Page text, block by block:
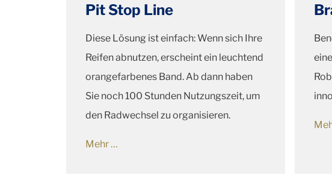
Pit Stop Line
Diese Lösung ist einfach: Wenn sich Ihre
Reifen abnutzen, erscheint ein leuchtend
orangefarbenes Band. Ab dann haben
Sie noch 100 Stunden Nutzungszeit, um
den Radwechsel zu organisieren.
Mehr …